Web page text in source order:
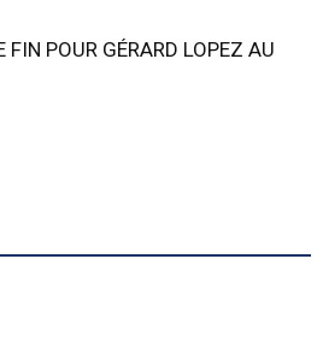
FIN POUR GÉRARD LOPEZ AU